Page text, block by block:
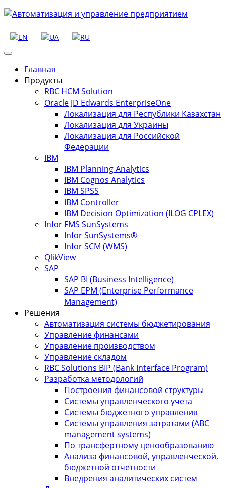
Главная
Продукты
RBC HCM Solution
Oracle JD Edwards EnterpriseOne
Локализация для Республики Казахстан
Локализация для Украины
Локализация для Российской
Федерации
IBM
IBM Planning Analytics
IBM Cognos Analytics
IBM SPSS
IBM Controller
IBM Decision Optimization (ILOG CPLEX)
Infor FMS SunSystems
Infor SunSystems®
Infor SCM (WMS)
QlikView
SAP
SAP BI (Business Intelligence)
SAP EPM (Enterprise Performance
Management)
Решения
Автоматизация системы бюджетирования
Управление финансами
Управление производством
Управление складом
RBC Solutions BIP (Bank Interface Program)
Разработка методологий
Построения финансовой структуры
Системы управленческого учета
Системы бюджетного управления
Системы управления затратами (АBC
management systems)
По трансфертному ценообразованию
Анализа финансовой, управленческой,
бюджетной отчетности
Внедрения аналитических систем